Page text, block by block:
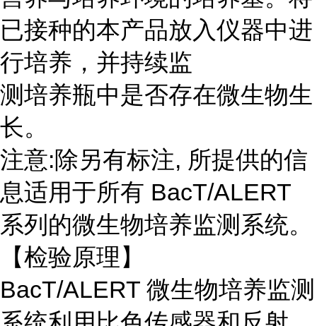
已接种的本产品放入仪器中进
行培养，并持续监
测培养瓶中是否存在微生物生
长。
注意:除另有标注, 所提供的信
息适用于所有 BacT/ALERT
系列的微生物培养监测系统。
【检验原理】
BacT/ALERT 微生物培养监测